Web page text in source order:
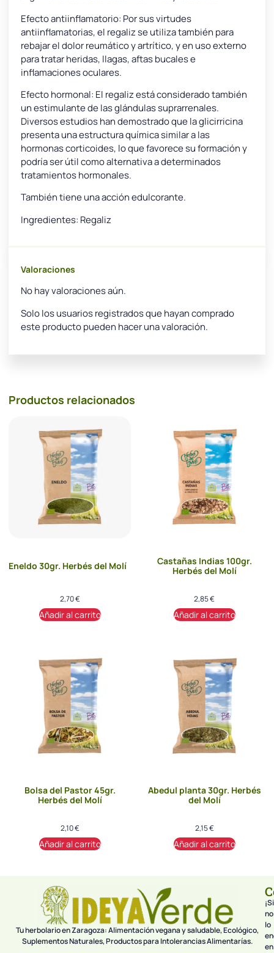
Efecto antiinflamatorio: Por sus virtudes
antiinflamatorias, el regaliz se utiliza también para
rebajar el dolor reumático y artrítico, y en uso externo
para tratar heridas, llagas, aftas bucales e
inflamaciones oculares.
Efecto hormonal: El regaliz está considerado también
un estimulante de las glándulas suprarrenales.
Diversos estudios han demostrado que la glicirricina
presenta una estructura química similar a las
hormonas corticoides, lo que favorece su formación y
podría ser útil como alternativa a determinados
tratamientos hormonales.
También tiene una acción edulcorante.
Ingredientes: Regaliz
Valoraciones
No hay valoraciones aún.
Solo los usuarios registrados que hayan comprado
este producto pueden hacer una valoración.
Productos relacionados
Eneldo 30gr. Herbés del Molí
2,70€
Añadir al carrito
Castañas Indias 100gr.
Herbés del Molí
2,85€
Añadir al carrito
Bolsa del Pastor 45gr.
Herbés del Molí
2,10€
Añadir al carrito
Abedul planta 30gr. Herbés
del Molí
2,15€
Añadir al carrito
Tu herbolario en Zaragoza: Alimentación vegana y saludable, Ecológico,
Suplementos Naturales, Productos para Intolerancias Alimentarías.
¡Si
no
lo
en